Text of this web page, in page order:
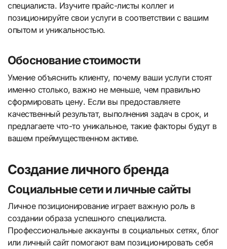
специалиста. Изучите прайс-листы коллег и
позиционируйте свои услуги в соответствии с вашим
опытом и уникальностью.
Обоснование стоимости
Умение объяснить клиенту, почему ваши услуги стоят
именно столько, важно не меньше, чем правильно
сформировать цену. Если вы предоставляете
качественный результат, выполнения задач в срок, и
предлагаете что-то уникальное, такие факторы будут в
вашем преймущественном активе.
Создание личного бренда
Социальные сети и личные сайты
Личное позиционирование играет важную роль в
создании образа успешного специалиста.
Профессиональные аккаунты в социальных сетях, блог
или личный сайт помогают вам позиционировать себя